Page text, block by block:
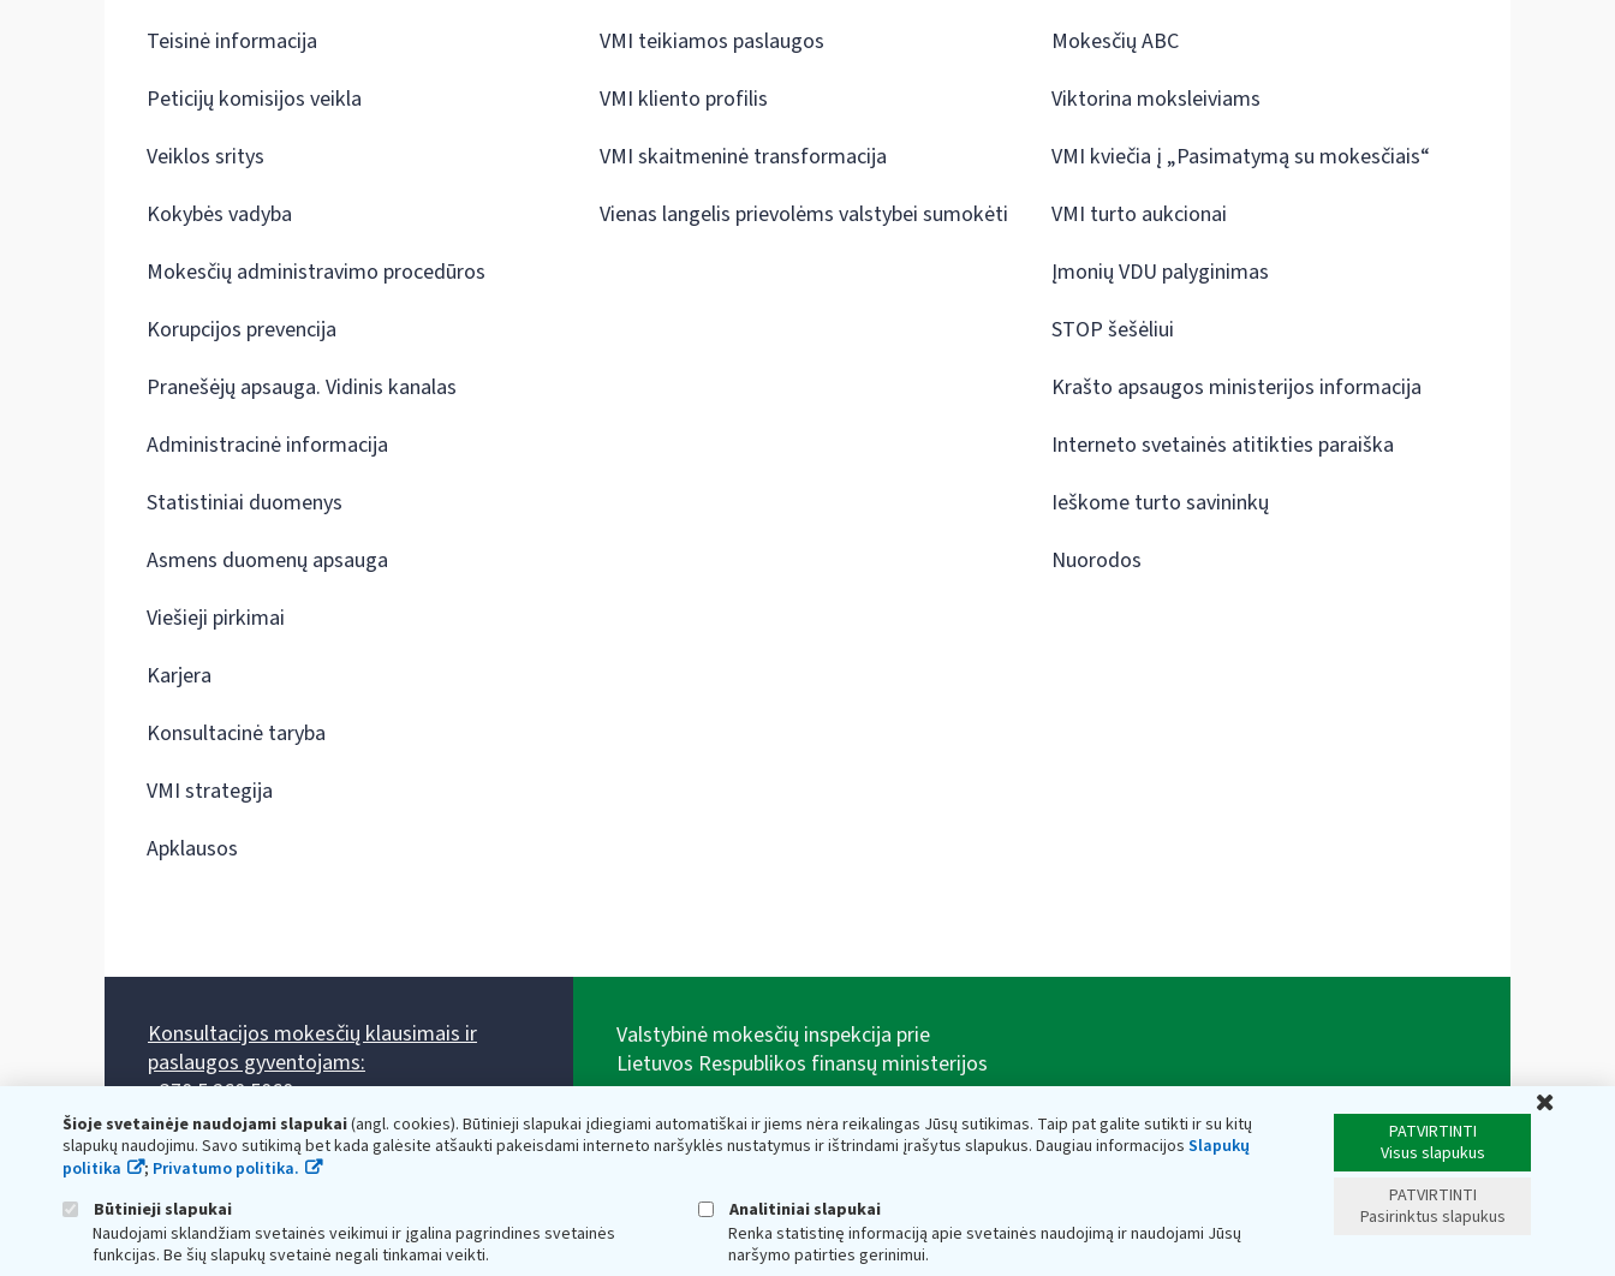
Šioje svetainėje naudojami slapukai(angl. cookies). Būtinieji slapukai įdiegiami automatiškai ir jiems nėra reikalingas Jūsų sutikimas. Taip pat galite sutikti ir su kitų
slapukų naudojimu. Savo sutikimą bet kada galėsite atšaukti pakeisdami interneto naršyklės nustatymus ir ištrindami įrašytus slapukus. Daugiau informacijos Slapukų
politika
; Privatumo politika.
Būtinieji slapukai
Naudojami sklandžiam svetainės veikimui ir įgalina pagrindines svetainės
funkcijas. Be šių slapukų svetainė negali tinkamai veikti.
Analitiniai slapukai
Renka statistinę informaciją apie svetainės naudojimą ir naudojami Jūsų
naršymo patirties gerinimui.
PATVIRTINTI
Visus slapukus
PATVIRTINTI
Pasirinktus slapukus
Teisinė informacija
Peticijų komisijos veikla
Veiklos sritys
Kokybės vadyba
Mokesčių administravimo procedūros
Korupcijos prevencija
Pranešėjų apsauga. Vidinis kanalas
Administracinė informacija
Statistiniai duomenys
Asmens duomenų apsauga
Viešieji pirkimai
Karjera
Konsultacinė taryba
VMI strategija
Apklausos
VMI teikiamos paslaugos
VMI kliento profilis
VMI skaitmeninė transformacija
Vienas langelis prievolėms valstybei sumokėti
Mokesčių ABC
Viktorina moksleiviams
VMI kviečia į „Pasimatymą su mokesčiais“
VMI turto aukcionai
Įmonių VDU palyginimas
STOP šešėliui
Krašto apsaugos ministerijos informacija
Interneto svetainės atitikties paraiška
Ieškome turto savininkų
Nuorodos
Konsultacijos mokesčių klausimais ir
paslaugos gyventojams:
+370 5 260 5060
Darbo laikas: I-IV 8.00-17.00, V 8.00-15.45.
Prieššventinę dieną - viena valanda trumpiau.
Kiekvieno mėnesio antrą penktadienį 8.00 val. - 12.00 val.
Valstybinė mokesčių inspekcija prie
Lietuvos Respublikos finansų ministerijos
adresas: Vasario 16-osios g. 14, 01107 Vilnius, Lietuva,
el.paštas:vmi@vmi.lt, E. pristatymo dėžutės adresas
Lietuvos Respublikos finansų ministerijos kaupiami ir
saugomi Juridinių asmenų registre